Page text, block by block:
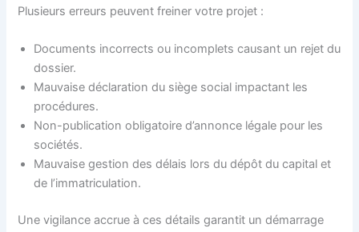
Plusieurs erreurs peuvent freiner votre projet :
Documents incorrects ou incomplets causant un rejet du
dossier.
Mauvaise déclaration du siège social impactant les
procédures.
Non-publication obligatoire d’annonce légale pour les
sociétés.
Mauvaise gestion des délais lors du dépôt du capital et
de l’immatriculation.
Une vigilance accrue à ces détails garantit un démarrage